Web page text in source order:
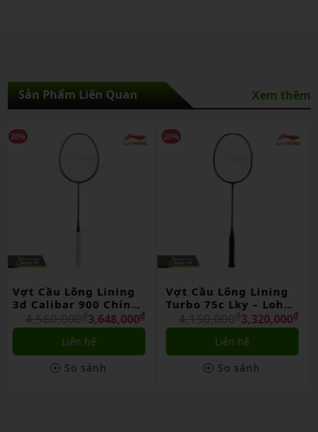
Sản Phẩm Liên Quan Xem thêm
20%
Vợt Cầu Lông Lining
Turbo 75c Lky – Loh
Kean Yew Chính Hãng
3,320,000₫
4,150,000₫
Liên hệ
So sánh
20%
Vợt Cầu Lông Lining
Bladex 700 Chính
Hãng
3,600,000₫
4,500,000₫
Liên hệ
So sánh